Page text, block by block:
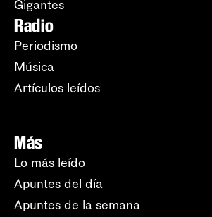
Gigantes
Radio
Periodismo
Música
Artículos leídos
Más
Lo más leído
Apuntes del día
Apuntes de la semana